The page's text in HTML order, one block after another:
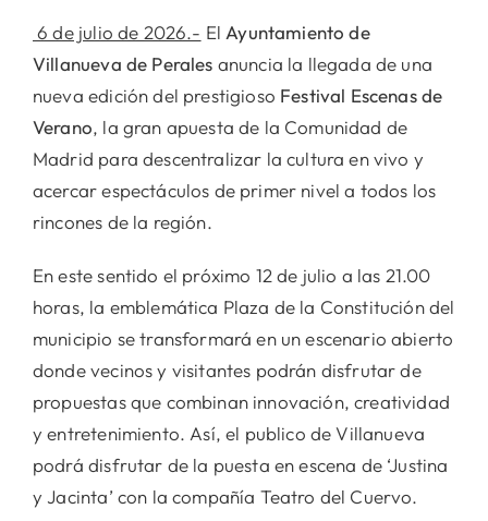
6 de julio de 2026.- El Ayuntamiento de
Villanueva de Perales anuncia la llegada de una
nueva edición del prestigioso Festival Escenas de
Verano, la gran apuesta de la Comunidad de
Madrid para descentralizar la cultura en vivo y
acercar espectáculos de primer nivel a todos los
rincones de la región.
En este sentido el próximo 12 de julio a las 21.00
horas, la emblemática Plaza de la Constitución del
municipio se transformará en un escenario abierto
donde vecinos y visitantes podrán disfrutar de
propuestas que combinan innovación, creatividad
y entretenimiento. Así, el publico de Villanueva
podrá disfrutar de la puesta en escena de ‘Justina
y Jacinta’ con la compañía Teatro del Cuervo.